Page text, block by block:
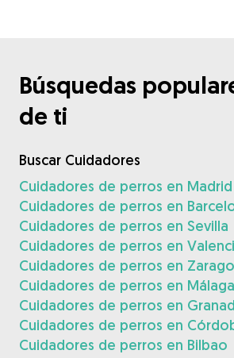
Búsquedas
de ti
Buscar Cuidadores
Cuidadores de perros en Madrid
Cuidadores de perros en
Cuidadores de perros en Sevilla
Cuidadores de perros en
Cuidadores de perros en
Cuidadores de perros en Málaga
Cuidadores de perros en
Cuidadores de perros en
Cuidadores de perros en Bilbao